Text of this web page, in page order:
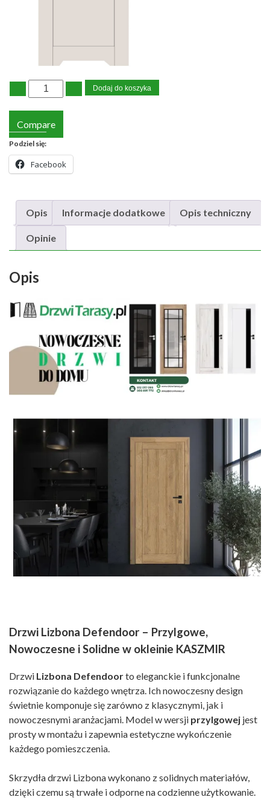
Dodaj do koszyka
Compare
Podziel się:
Facebook
Opis Informacje dodatkowe Opis techniczny
Opinie
Opis
Drzwi Lizbona Defendoor – Przylgowe,
Nowoczesne i Solidne w okleinie KASZMIR
Drzwi Lizbona Defendoorto eleganckie i funkcjonalne
rozwiązanie do każdego wnętrza. Ich nowoczesny design
świetnie komponuje się zarówno z klasycznymi, jak i
nowoczesnymi aranżacjami. Model w wersji przylgowej jest
prosty w montażu i zapewnia estetyczne wykończenie
każdego pomieszczenia.
Skrzydła drzwi Lizbona wykonano z solidnych materiałów,
dzięki czemu są trwałe i odporne na codzienne użytkowanie.